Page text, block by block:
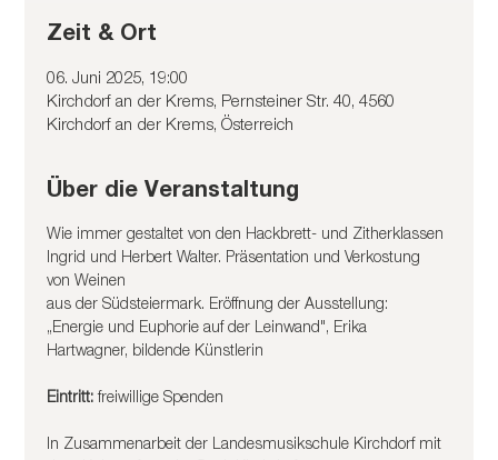
Zeit & Ort
06. Juni 2025, 19:00
Kirchdorf an der Krems, Pernsteiner Str. 40, 4560
Kirchdorf an der Krems, Österreich
Über die Veranstaltung
Wie immer gestaltet von den Hackbrett- und Zitherklassen
Ingrid und Herbert Walter. Präsentation und Verkostung
von Weinen
aus der Südsteiermark. Eröffnung der Ausstellung:
„Energie und Euphorie auf der Leinwand", Erika
Hartwagner, bildende Künstlerin
Eintritt: freiwillige Spenden
In Zusammenarbeit der Landesmusikschule Kirchdorf mit